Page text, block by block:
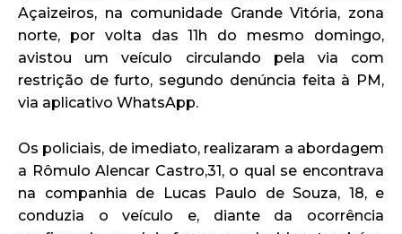
Açaizeiros, na comunidade Grande Vitória, zona
norte, por volta das 11h do mesmo domingo,
avistou um veículo circulando pela via com
restrição de furto, segundo denúncia feita à PM,
via aplicativo WhatsApp.
Os policiais, de imediato, realizaram a abordagem
a Rômulo Alencar Castro,31, o qual se encontrava
na companhia de Lucas Paulo de Souza, 18, e
conduzia o veículo e, diante da ocorrência